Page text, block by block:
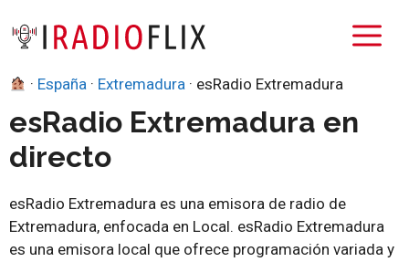
· España · Extremadura · esRadio Extremadura
esRadio Extremadura en
directo
esRadio Extremadura es una emisora de radio de
Extremadura, enfocada en Local. esRadio Extremadura
es una emisora local que ofrece programación variada y